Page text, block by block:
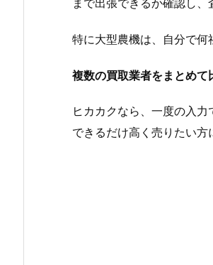
特に大型農機は、自分で何
複数の買取業者をまとめて
ヒカカクなら、一度の入
できるだけ高く売りたい方